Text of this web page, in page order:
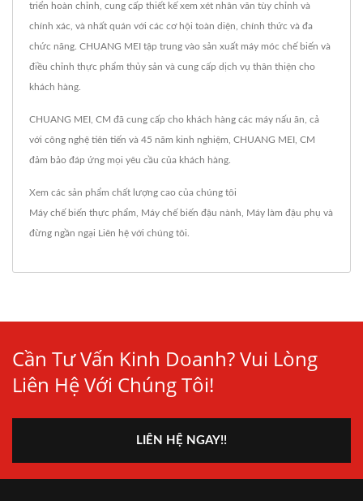
triển hoàn chỉnh, cung cấp thiết kế xem xét nhân văn tùy chỉnh và
chính xác, và nhất quán với các cơ hội toàn diện, chính thức và đa
chức năng. CHUANG MEI tập trung vào sản xuất máy móc chế biến và
điều chỉnh thực phẩm thủy sản và cung cấp dịch vụ thân thiện cho
khách hàng.
CHUANG MEI, CM đã cung cấp cho khách hàng các máy nấu ăn, cả
với công nghệ tiên tiến và 45 năm kinh nghiệm, CHUANG MEI, CM
đảm bảo đáp ứng mọi yêu cầu của khách hàng.
Xem các sản phẩm chất lượng cao của chúng tôi
Máy chế biến thực phẩm Máy chế biến đậu nành Máy làm đậu phụ và
đừng ngần ngại Liên hệ với chúng tôi
Cần Tư Vấn Kinh Doanh? Vui Lòng
Liên Hệ Với Chúng Tôi!
LIÊN HỆ NGAY!!